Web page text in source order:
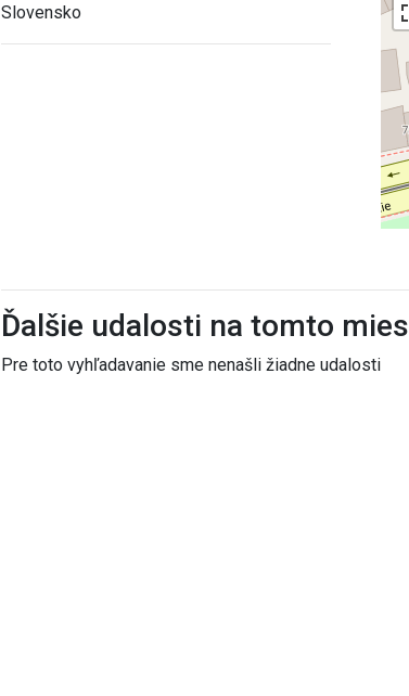
Slovensko
Ďalšie udalosti na tomto
Pre toto vyhľadavanie sme nenašli žiadne udalosti